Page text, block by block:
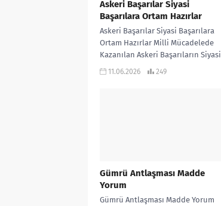
Askeri Başarılar Siyasi
Başarılara Ortam Hazırlar
Askeri Başarılar Siyasi Başarılara
Ortam Hazırlar Milli Mücadelede
Kazanılan Askeri Başarıların Siyasi
Başarılara Ortam Hazırladığını
11.06.2026 249
Gümrü Antlaşması Madde
Yorum
Gümrü Antlaşması Madde Yorum